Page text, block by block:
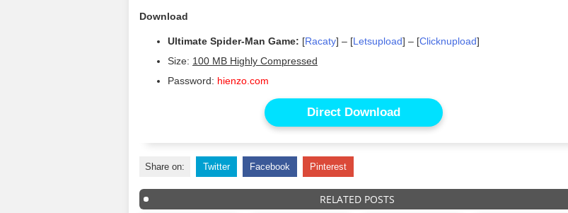
Download
Ultimate Spider-Man Game: [Racaty] – [Letsupload] – [Clicknupload]
Size: 100 MB Highly Compressed
Password: hienzo.com
Direct Download
Share on: Twitter Facebook Pinterest
RELATED POSTS